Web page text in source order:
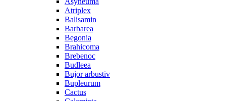
Atriplex
Balisamin
Barbarea
Begonia
Brahicoma
Brebenoc
Budleea
Bujor arbustiv
Bupleurum
Cactus